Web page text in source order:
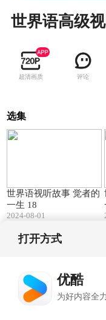
超清画质 评论
选集
世界语视听故事 觉者的
一生 18
2024-08-01
打开方式
优酷
为好内容全